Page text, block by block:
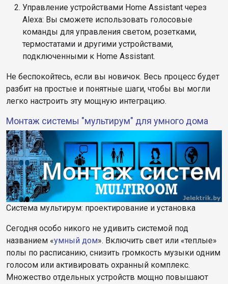
Управление устройствами Home Assistant через
Alexa: Вы сможете использовать голосовые
команды для управления светом, розетками,
термостатами и другими устройствами,
подключенными к Home Assistant.
Не беспокойтесь, если вы новичок. Весь процесс будет
разбит на простые и понятные шаги, чтобы вы могли
легко настроить эту мощную интеграцию.
Монтаж системы "мультирум" для умного дома
Система мультирум: проектирование и установка
Сегодня особо никого не удивить системой под
названием «умный дом». Включить свет или «теплые»
полы по расписанию, снизить громкость музыки одним
голосом или активировать охранный комплекс.
Множество отдельных устройств мощно повышают